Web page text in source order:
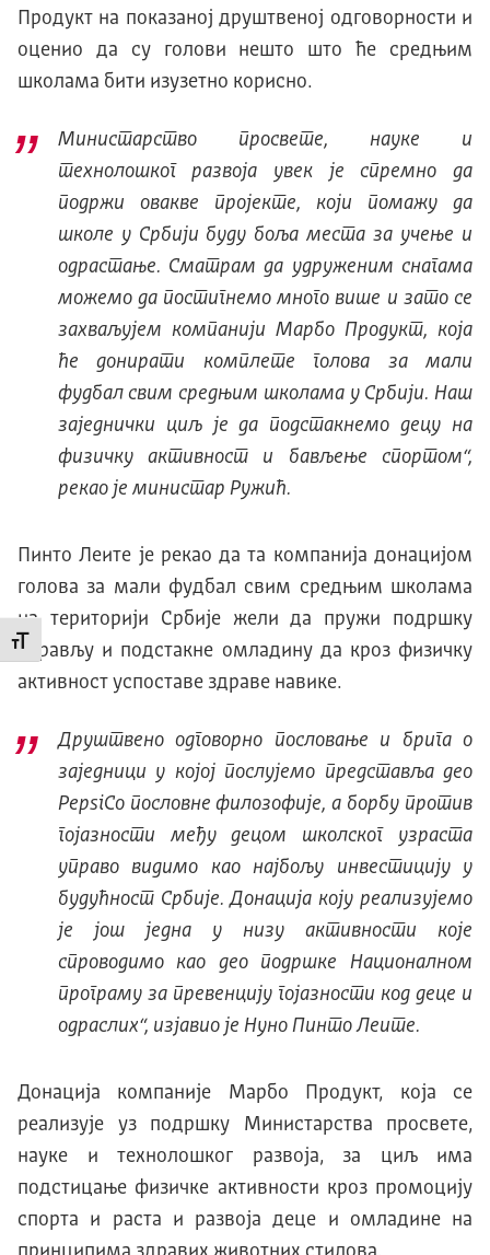
Промени величину слова
Продукт на показаној друштвеној одговорности и
оценио да су голови нешто што ће средњим
школама бити изузетно корисно.
Министарство просвете, науке и
технолошког развоја увек је спремно да
подржи овакве пројекте, који помажу да
школе у Србији буду боља места за учење и
одрастање. Сматрам да удруженим снагама
можемо да постигнемо много више и зато се
захваљујем компанији Марбо Продукт, која
ће донирати комплете голова за мали
фудбал свим средњим школама у Србији. Наш
заједнички циљ је да подстакнемо децу на
физичку активност и бављење спортом“,
рекао је министар Ружић.
Пинто Леите је рекао да та компанија донацијом
голова за мали фудбал свим средњим школама
на територији Србије жели да пружи подршку
здрављу и подстакне омладину да кроз физичку
активност успоставе здраве навике.
Друштвено одговорно пословање и брига о
заједници у којој послујемо представља део
PepsiCo пословне филозофије, а борбу против
гојазности међу децом школског узраста
управо видимо као најбољу инвестицију у
будућност Србије. Донација коју реализујемо
је још једна у низу активности које
спроводимо као део подршке Националном
програму за превенцију гојазности код деце и
одраслих“, изјавио је Нуно Пинто Леите.
Донација компаније Марбо Продукт, која се
реализује уз подршку Министарства просвете,
науке и технолошког развоја, за циљ има
подстицање физичке активности кроз промоцију
спорта и раста и развоја деце и омладине на